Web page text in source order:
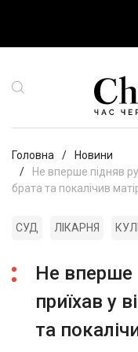
Головна
Новини
Не вперше підняв
брата та покалічив
СУД ЛІКАРНЯ
Не вперше
приїхав у
та